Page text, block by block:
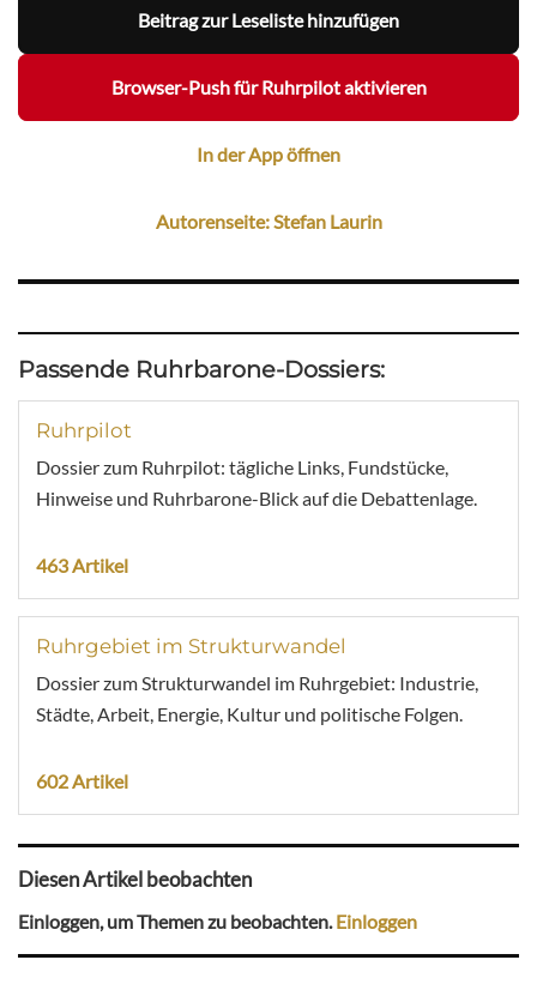
Beitrag zur Leseliste hinzufügen
Browser-Push für Ruhrpilot aktivieren
In der App öffnen
Autorenseite: Stefan Laurin
Passende Ruhrbarone-Dossiers:
Ruhrpilot
Dossier zum Ruhrpilot: tägliche Links, Fundstücke,
Hinweise und Ruhrbarone-Blick auf die Debattenlage.
463 Artikel
Ruhrgebiet im Strukturwandel
Dossier zum Strukturwandel im Ruhrgebiet: Industrie,
Städte, Arbeit, Energie, Kultur und politische Folgen.
602 Artikel
Diesen Artikel beobachten
Einloggen, um Themen zu beobachten.Einloggen